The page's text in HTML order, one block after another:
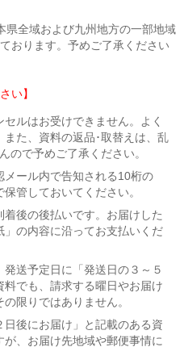
県全域および九州地方の一部地域
おります。予めご了承ください
い】
ルはお受けできません。よく
た、資料の返品･取替えは、乱
ので予めご了承ください。
ール内で告知される10桁の
管しておいてください。
後の後払いです。お届けした
の内容に沿ってお支払いくだ
送予定日に「発送日の３～５
でも、請求する曜日やお届け
限りではありません。
後にお届け」と記載のある資
、お届け先地域や郵便事情に